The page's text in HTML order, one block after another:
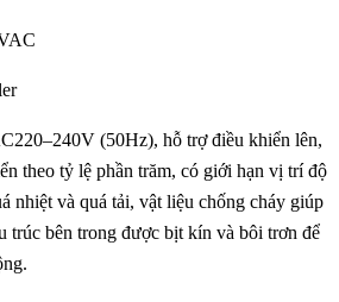
(50Hz), hỗ trợ điều khiển lên,
theo tỷ lệ phần trăm, có giới hạn vị trí độ
nhiệt và quá tải, vật liệu chống cháy giúp
trúc bên trong được bịt kín và bôi trơn để